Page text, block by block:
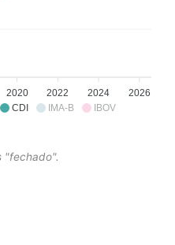
CDI IMA-B IBOV
2020 2022 2024 2026
"fechado".